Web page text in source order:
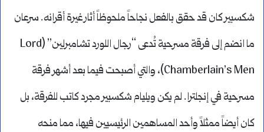
شكسبير كان قد حقق بالفعل نجاحاً ملحوظاً أثار غيرة أقرانه. سرعان
ما انضم إلى فرقة مسرحية تُدعى “رجال اللورد تشامبرلين” (Lord
Chamberlain’s Men)، والتي أصبحت فيما بعد أشهر فرقة
مسرحية في إنجلترا. لم يكن ويليام شكسبير مجرد كاتب للفرقة، بل
كان أيضاً ممثلاً وأحد المساهمين الرئيسيين فيها، مما منحه